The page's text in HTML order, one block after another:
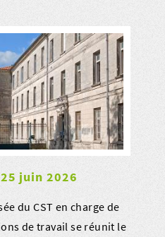
juin 2026
du CST en charge de
de travail se réunit le